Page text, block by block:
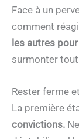
Face à un
comment
les autres
surmonter
Rester ferme
La première
convictions.